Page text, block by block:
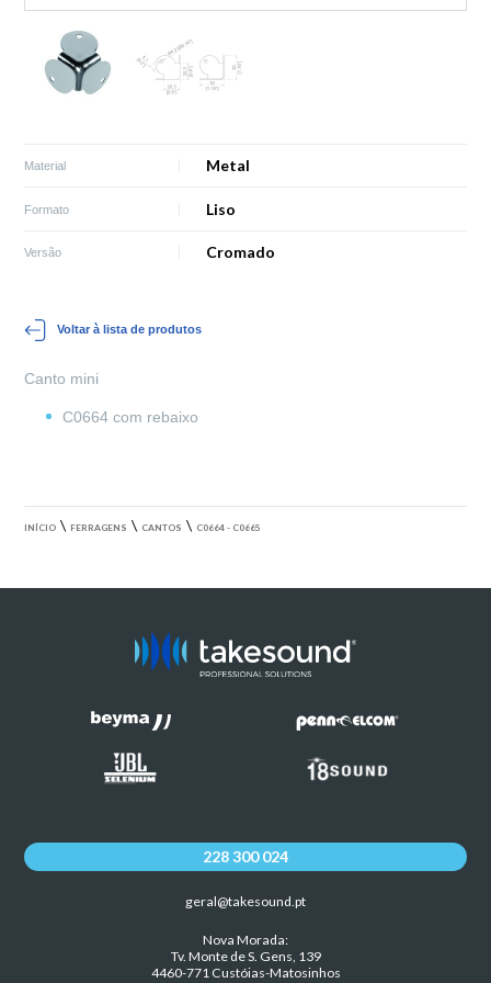
Material Metal
Formato Liso
Versão Cromado
Voltar à lista de produtos
Canto mini
C0664 com rebaixo
INÍCIO \ FERRAGENS \ CANTOS \ C0664 - C0665
228 300 024
geral@takesound.pt
Nova Morada:
Tv. Monte de S. Gens, 139
4460-771 Custóias-Matosinhos